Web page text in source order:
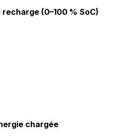
(0–100 % SoC)
chargée